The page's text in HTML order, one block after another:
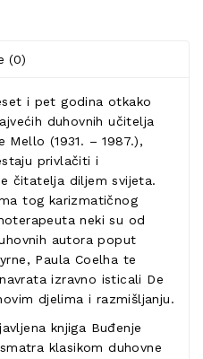
(0)
i pet godina otkako
duhovnih učitelja
Mello (1931. – 1987.),
privlačiti i
čitatelja diljem svijeta.
tog karizmatičnog
neki su od
autora poput
Paula Coelha te
izravno isticali De
djelima i razmišljanju.
knjiga Buđenje
klasikom duhovne